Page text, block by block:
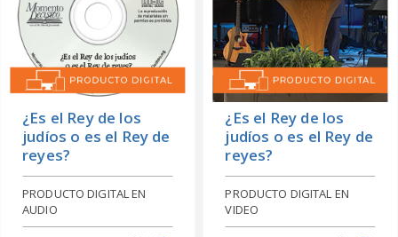
¿Es el Rey de los
judíos o es el Rey de
reyes?
PRODUCTO DIGITAL EN
AUDIO
¿Es el Rey de los
judíos o es el Rey de
reyes?
PRODUCTO DIGITAL EN
VIDEO